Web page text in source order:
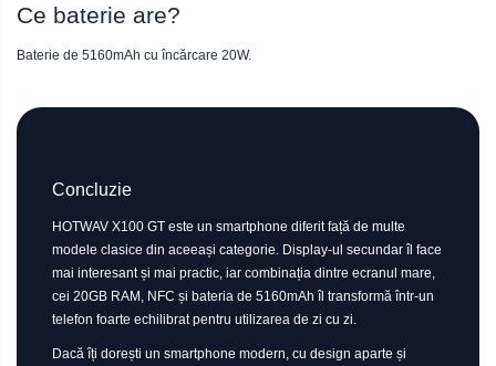
Ce baterie are?
Baterie de 5160mAh cu încărcare 20W.
Concluzie
HOTWAV X100 GT este un smartphone diferit față de multe
modele clasice din aceeași categorie. Display-ul secundar îl face
mai interesant și mai practic, iar combinația dintre ecranul mare,
cei 20GB RAM, NFC și bateria de 5160mAh îl transformă într-un
telefon foarte echilibrat pentru utilizarea de zi cu zi.
Dacă îți dorești un smartphone modern, cu design aparte și